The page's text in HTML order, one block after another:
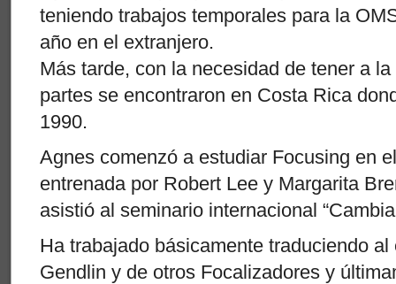
teniendo trabajos temporales para la
año en el extranjero.
Más tarde, con la necesidad de tener a
partes se encontraron en Costa Rica
1990.
Agnes comenzó a estudiar Focusing en
entrenada por Robert Lee y Margarita
asistió al seminario internacional
Ha trabajado básicamente traduciendo
Gendlin y de otros Focalizadores y